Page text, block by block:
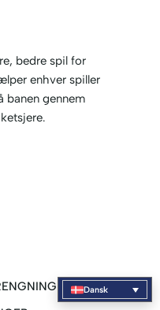
bedre spil for
enhver spiller
banen gennem
Dansk